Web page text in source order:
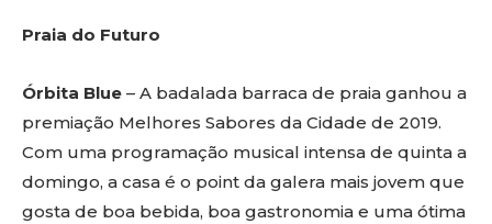
Praia do Futuro
Órbita Blue – A badalada barraca de praia ganhou a
premiação Melhores Sabores da Cidade de 2019.
Com uma programação musical intensa de quinta a
domingo, a casa é o point da galera mais jovem que
gosta de boa bebida, boa gastronomia e uma ótima